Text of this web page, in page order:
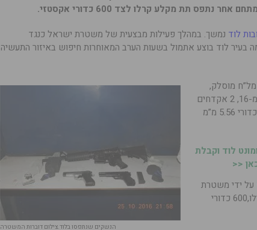
תת מקלע קרלו לצד 600 כדורי אקסטזי.
לוד נמשך. במהלך פעילות מבצעית של משטרת ישראל כנגד
בעיר לוד בוצע אתמול בשעות הערב המאוחרות חיפוש באיזור התעשיה
הנשקים שנתפסו בלוד.צילום דוברות המשטרה
מוסלק,
נתפסו על ידי שוטרי משטרת ישראל רובה מ-16, 2 אקדחים
9 מ”מ ומחסניות עם כדורים בתוכם,עשרות כדורי 5.56 מ”מ
לוד וקבלת
<<
על ידי משטרת
ישראל בלוד – תת מקלע מאולתר מסוג קרלו,600 כדורי